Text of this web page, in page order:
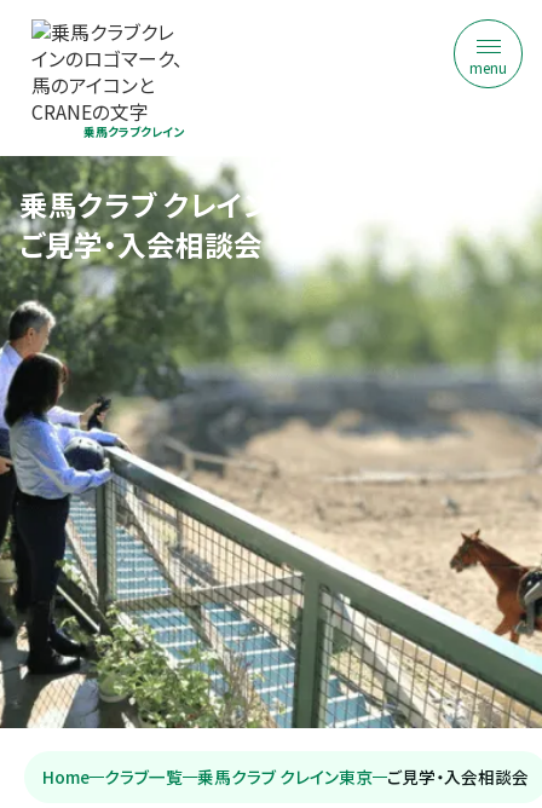
乗馬クラブクレイン
menu
乗馬クラブ クレイン東京
ご見学・入会相談会
Home クラブ一覧 乗馬クラブ クレイン東京 ご見学・入会相談会